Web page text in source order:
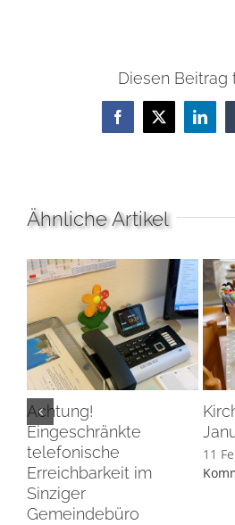
Diesen Beitrag
Facebook
X
Ähnliche Artikel
Achtung!
Eingeschränkte
telefonische
Erreichbarkeit im
Sinziger
Gemeindebüro
11